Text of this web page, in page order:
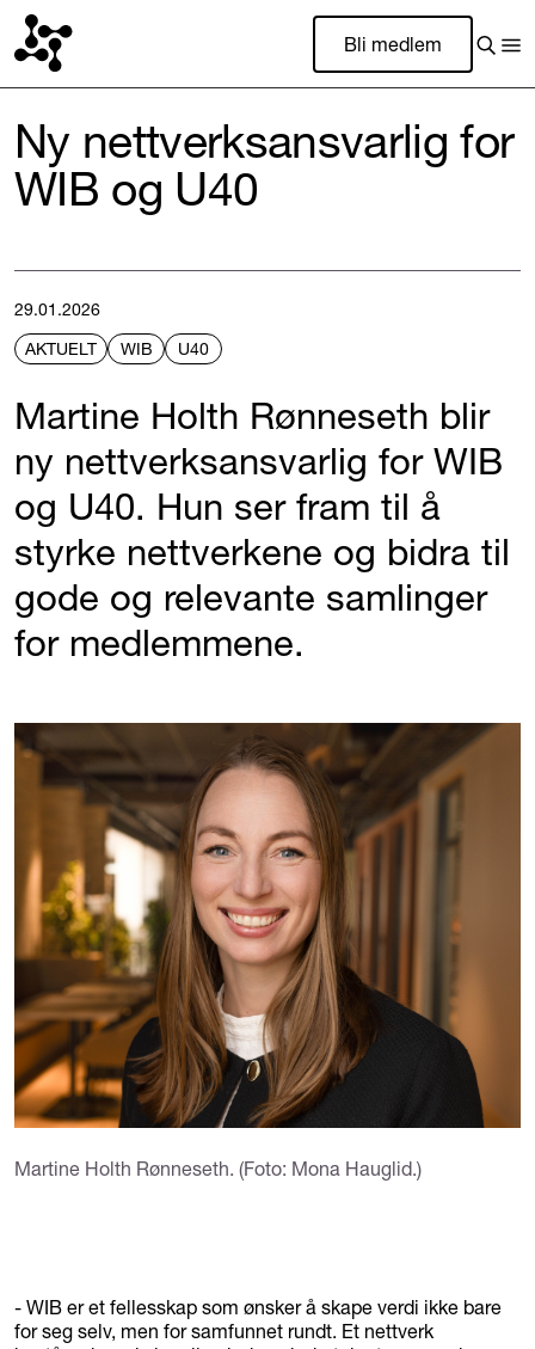
Bli medlem
Ny nettverksansvarlig for
WIB og U40
29.01.2026
AKTUELT
WIB U40
Martine Holth Rønneseth blir
ny nettverksansvarlig for WIB
og U40. Hun ser fram til å
styrke nettverkene og bidra til
gode og relevante samlinger
for medlemmene.
Martine Holth Rønneseth. (Foto: Mona Hauglid.)
- WIB er et fellesskap som ønsker å skape verdi ikke bare
for seg selv, men for samfunnet rundt. Et nettverk